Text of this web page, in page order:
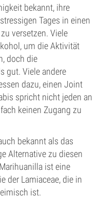
bekannt, ihre
Tages in einen
versetzen. Viele
um die Aktivität
doch die
gut. Viele andere
dazu, einen Joint
spricht nicht jeden an
keinen Zugang zu
bekannt als das
Alternative zu diesen
ist eine
der Lamiaceae, die in
ist.